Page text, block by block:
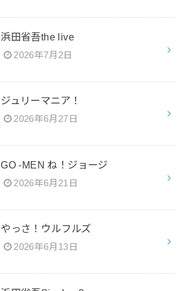
浜田省吾the live
2026年7月2日
ジュリーマニア！
2026年6月27日
GO -MEN ね！ジョージ
2026年6月21日
やっさ！ウルフルズ
2026年6月13日